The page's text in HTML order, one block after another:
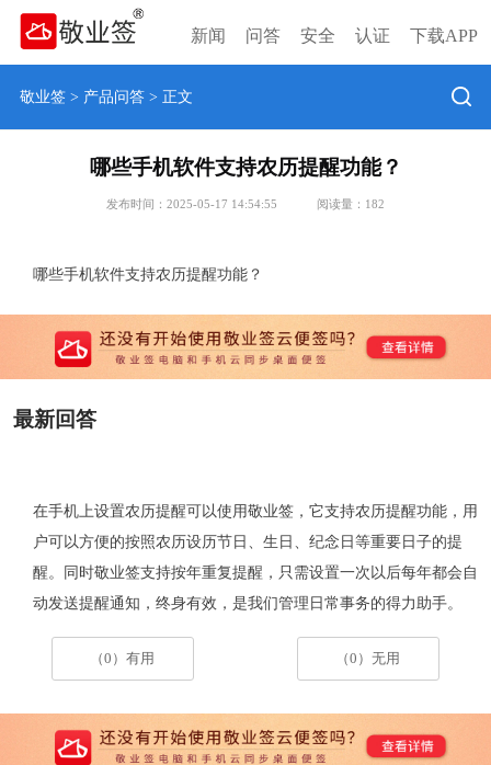
新闻 问答 安全 认证 下载APP
敬业签> 产品问答> 正文
哪些手机软件支持农历提醒功能？
发布时间：2025-05-17 14:54:55 阅读量： 182
哪些手机软件支持农历提醒功能？
最新回答
在手机上设置农历提醒可以使用敬业签，它支持农历提醒功能，用
户可以方便的按照农历设历节日、生日、纪念日等重要日子的提
醒。同时敬业签支持按年重复提醒，只需设置一次以后每年都会自
动发送提醒通知，终身有效，是我们管理日常事务的得力助手。
（0）有用 （0）无用